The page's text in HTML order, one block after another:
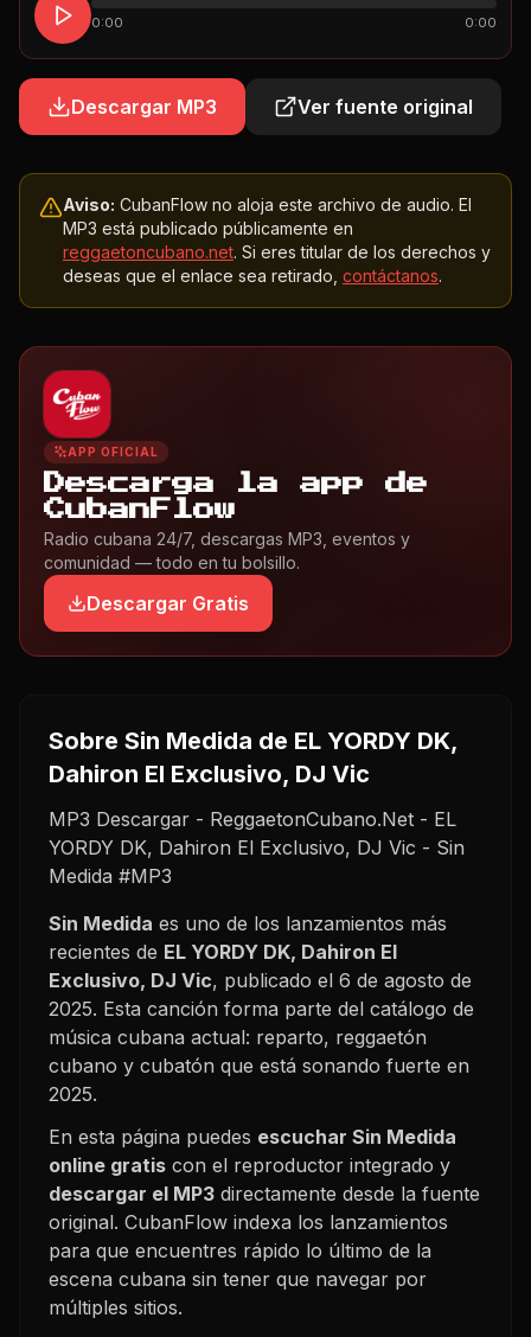
0:00 0:00
Descargar MP3 Ver fuente original
Aviso: CubanFlow no aloja este archivo de audio. El
MP3 está publicado públicamente en
reggaetoncubano.net. Si eres titular de los derechos y
deseas que el enlace sea retirado, contáctanos.
APP OFICIAL
Descarga la app de
CubanFlow
Radio cubana 24/7, descargas MP3, eventos y
comunidad — todo en tu bolsillo.
Descargar Gratis
Sobre Sin Medida de EL YORDY DK,
Dahiron El Exclusivo, DJ Vic
MP3 Descargar - ReggaetonCubano.Net - EL
YORDY DK, Dahiron El Exclusivo, DJ Vic - Sin
Medida #MP3
Sin Medida es uno de los lanzamientos más
recientes de EL YORDY DK, Dahiron El
Exclusivo, DJ Vic, publicado el 6 de agosto de
2025. Esta canción forma parte del catálogo de
música cubana actual: reparto, reggaetón
cubano y cubatón que está sonando fuerte en
2025.
En esta página puedes escuchar Sin Medida
online gratis con el reproductor integrado y
descargar el MP3 directamente desde la fuente
original. CubanFlow indexa los lanzamientos
para que encuentres rápido lo último de la
escena cubana sin tener que navegar por
múltiples sitios.